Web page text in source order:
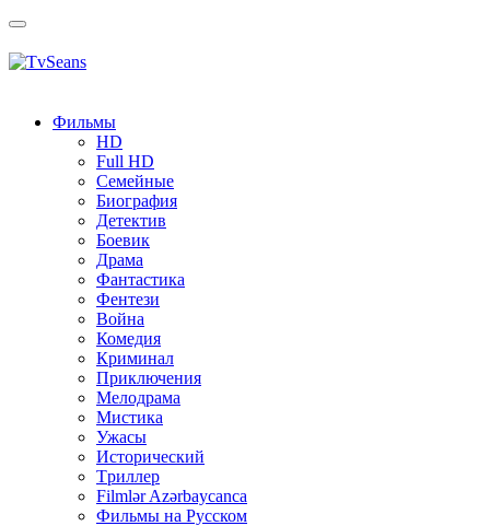
Toggle
Фильмы
HD
Full HD
Семейные
Биография
Детектив
Боевик
Драма
Фантастика
Фентези
Война
Комедия
Криминал
Приключения
Мелодрама
Мистика
Ужасы
Исторический
Tриллер
Filmlər Azərbaycanca
Фильмы на Русском